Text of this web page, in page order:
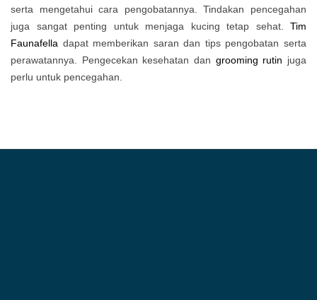
serta mengetahui cara pengobatannya. Tindakan pencegahan
juga sangat penting untuk menjaga kucing tetap sehat. Tim
Faunafella dapat memberikan saran dan tips pengobatan serta
perawatannya. Pengecekan kesehatan dan grooming rutin juga
perlu untuk pencegahan.